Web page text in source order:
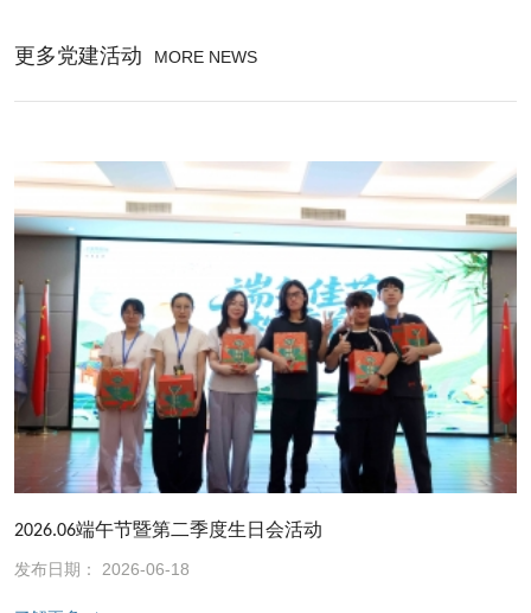
更多党建活动 MORE NEWS
2026.06端午节暨第二季度生日会活动
发布日期： 2026-06-18